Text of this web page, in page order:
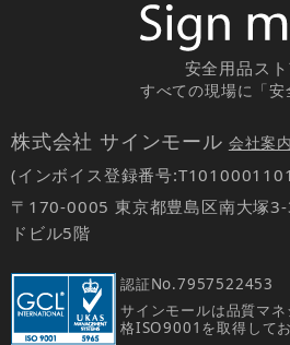
安全用品スト
すべての現場に「安
株式会社 サインモール 会社案
(インボイス登録番号
〒170-0005 東京都豊島区南大塚
ドビル5階
認証No.7957522453
サインモールは品質マ
格ISO9001を取得して